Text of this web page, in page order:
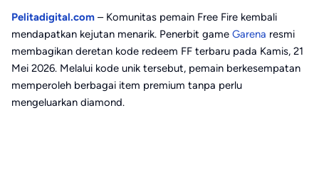
Pelitadigital.com – Komunitas pemain Free Fire kembali
mendapatkan kejutan menarik. Penerbit game Garena resmi
membagikan deretan kode redeem FF terbaru pada Kamis, 21
Mei 2026. Melalui kode unik tersebut, pemain berkesempatan
memperoleh berbagai item premium tanpa perlu
mengeluarkan diamond.